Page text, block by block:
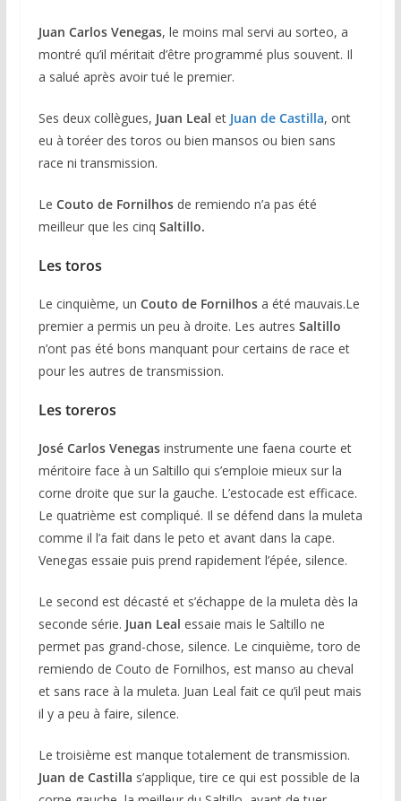
Juan Carlos Venegas, le moins mal servi au sorteo, a
montré qu’il méritait d’être programmé plus souvent. Il
a salué après avoir tué le premier.
Ses deux collègues, Juan Leal etJuan de Castilla, ont
eu à toréer des toros ou bien mansos ou bien sans
race ni transmission.
Le Couto de Fornilhosde remiendo n’a pas été
meilleur que les cinq Saltillo.
Les toros
Le cinquième, un Couto de Fornilhosa été mauvais.Le
premier a permis un peu à droite. Les autres Saltillo
n’ont pas été bons manquant pour certains de race et
pour les autres de transmission.
Les toreros
José Carlos Venegas instrumente une faena courte et
méritoire face à un Saltillo qui s’emploie mieux sur la
corne droite que sur la gauche. L’estocade est efficace.
Le quatrième est compliqué. Il se défend dans la muleta
comme il l’a fait dans le peto et avant dans la cape.
Venegas essaie puis prend rapidement l’épée, silence.
Le second est décasté et s’échappe de la muleta dès la
seconde série. Juan Leal essaie mais le Saltillo ne
permet pas grand-chose, silence. Le cinquième, toro de
remiendo de Couto de Fornilhos, est manso au cheval
et sans race à la muleta. Juan Leal fait ce qu’il peut mais
il y a peu à faire, silence.
Le troisième est manque totalement de transmission.
Juan de Castilla s’applique, tire ce qui est possible de la